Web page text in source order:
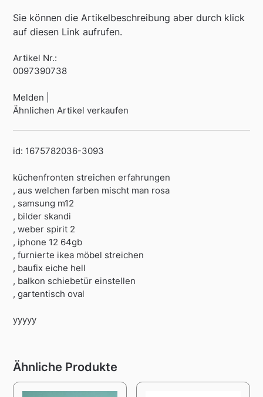
Sie können die Artikelbeschreibung aber durch klick
auf diesen Link aufrufen.
Artikel Nr.:
0097390738
Melden |
Ähnlichen Artikel verkaufen
id: 1675782036-3093
küchenfronten streichen erfahrungen
, aus welchen farben mischt man rosa
, samsung m12
, bilder skandi
, weber spirit 2
, iphone 12 64gb
, furnierte ikea möbel streichen
, baufix eiche hell
, balkon schiebetür einstellen
, gartentisch oval
yyyyy
Ähnliche Produkte